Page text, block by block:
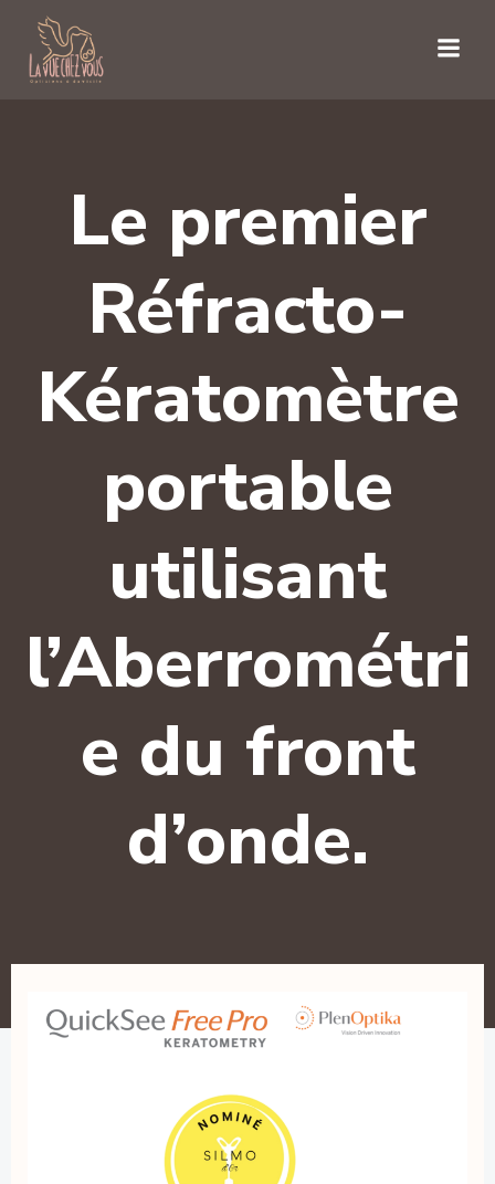
Le premier
Réfracto-
Kératomètre
portable
utilisant
l’Aberrométri
e du front
d’onde.